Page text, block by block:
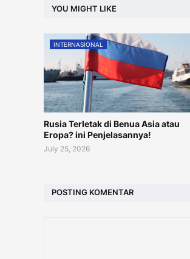
YOU MIGHT LIKE
INTERNASIONAL
Rusia Terletak di Benua Asia atau
Eropa? ini Penjelasannya!
July 25, 2026
POSTING KOMENTAR